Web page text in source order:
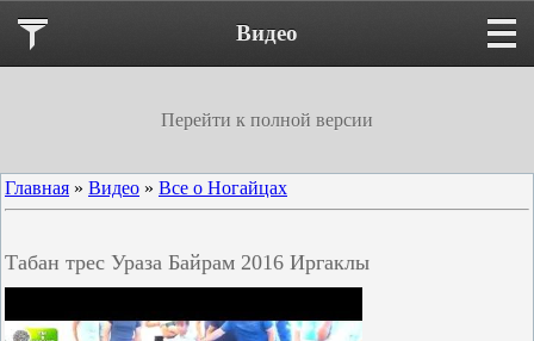
Видео
Перейти к полной версии
Главная » Видео » Все о Ногайцах
Табан трес Ураза Байрам 2016 Иргаклы